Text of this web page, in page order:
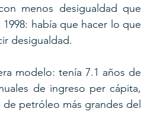
menos desigualdad que
había que hacer lo que
desigualdad.
modelo: tenía 7.1 años de
de ingreso per cápita,
petróleo más grandes del